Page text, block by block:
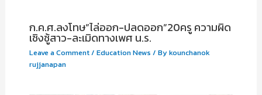
ก.ค.ศ.ลงโทษ”ไล่ออก-ปลดออก”20ครู ความผิด
เชิงชู้สาว-ละเมิดทางเพศ น.ร.
Leave a Comment/ Education News / Bykounchanok
rujjanapan